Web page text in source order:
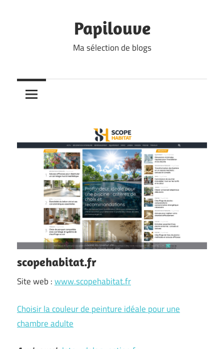
Papilouve
Ma sélection de blogs
scopehabitat.fr
Site web :www.scopehabitat.fr
Choisir la couleur de peinture idéale pour une
chambre adulte